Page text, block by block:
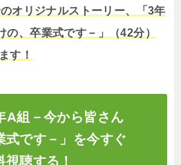
オリジナルストーリー、「3年
、卒業式です－」（42分）
す！
A組－今から皆さん
式です－」を今すぐ
視聴する！